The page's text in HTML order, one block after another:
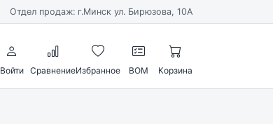
Отдел продаж: г.Минск ул. Бирюзова, 10А
Войти СравнениеИзбранное BOM Корзина